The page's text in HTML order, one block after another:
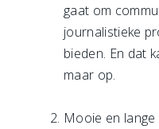
gaat om
journalistieke
bieden. En dat
maar op.
Mooie en lange